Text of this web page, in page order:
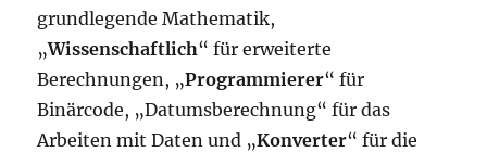
grundlegende Mathematik,
„Wissenschaftlich“ für erweiterte
Berechnungen, „Programmierer“ für
Binärcode, „Datumsberechnung“ für das
Arbeiten mit Daten und „Konverter“ für die